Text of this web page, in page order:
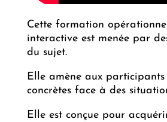
Cette formation
interactive est menée par
du sujet.
Elle amène aux participants
concrètes face à des
Elle est conçue pour